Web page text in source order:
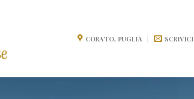
CORATO, PUGLIA SCRIVICI